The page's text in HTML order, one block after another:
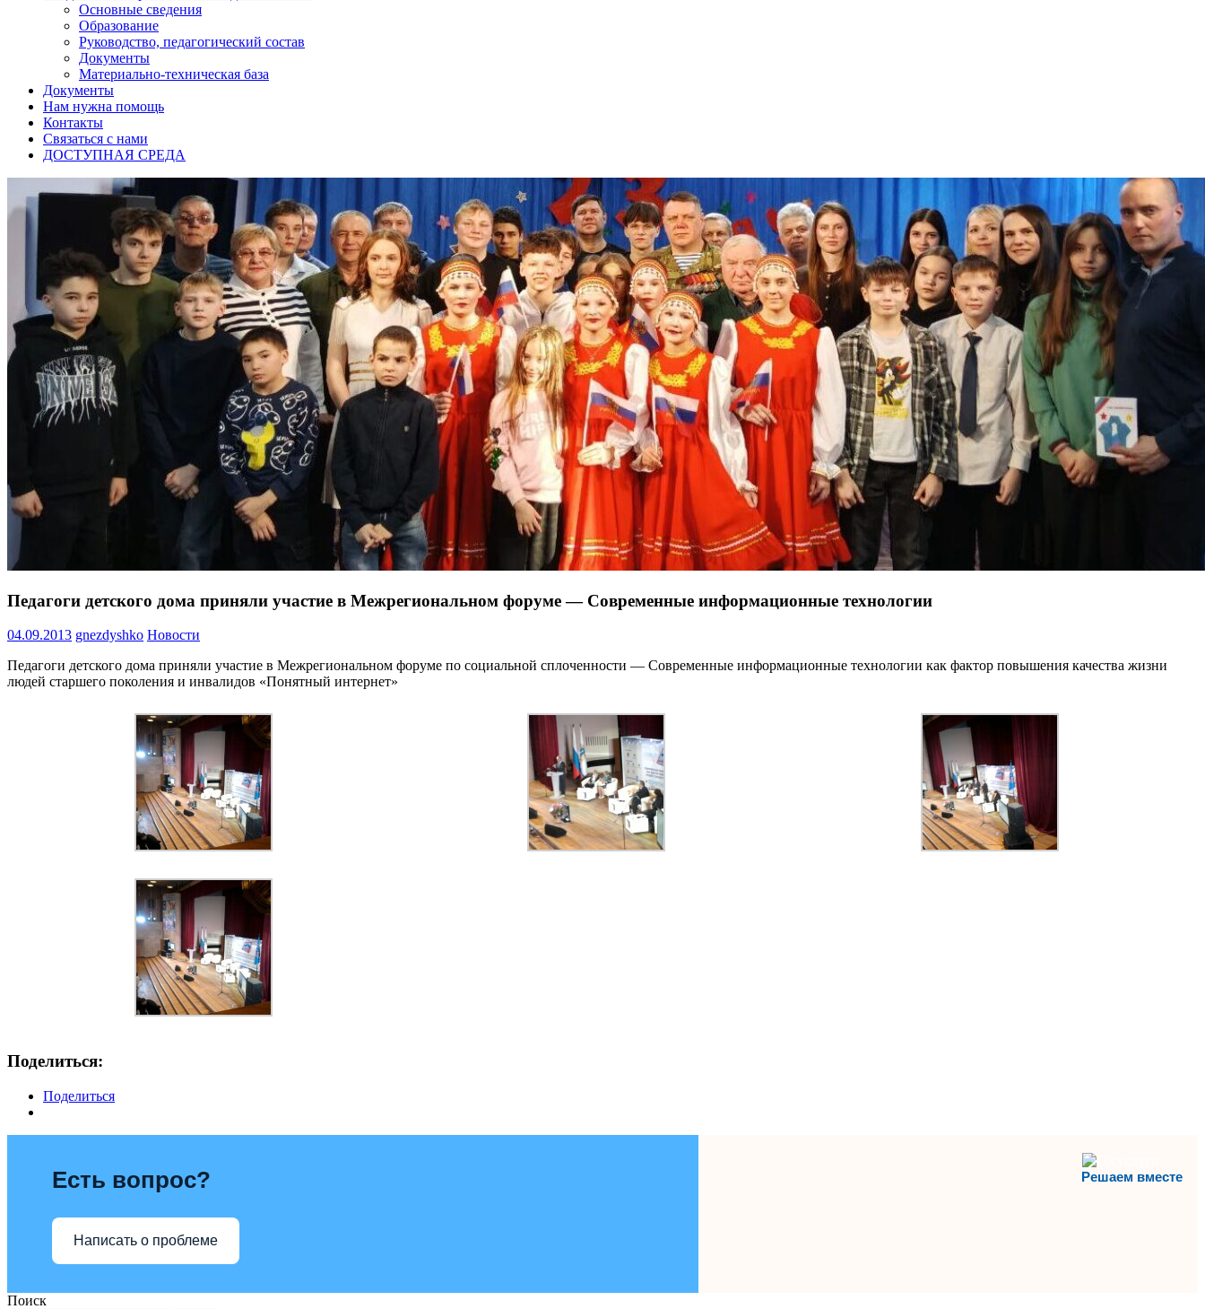
Основные сведения
Образование
Руководство, педагогический состав
Документы
Материально-техническая база
Документы
Нам нужна помощь
Контакты
Связаться с нами
ДОСТУПНАЯ СРЕДА
Педагоги детского дома приняли участие в Межрегиональном форуме — Современные информационные технологии
04.09.2013 gnezdyshko Новости
Педагоги детского дома приняли участие в Межрегиональном форуме по социальной сплоченности — Современные информационные технологии как фактор повышения качества жизни
людей старшего поколения и инвалидов «Понятный интернет»
Поделиться:
Поделиться
Решаем вместе
Есть вопрос?
Написать о проблеме
Поиск